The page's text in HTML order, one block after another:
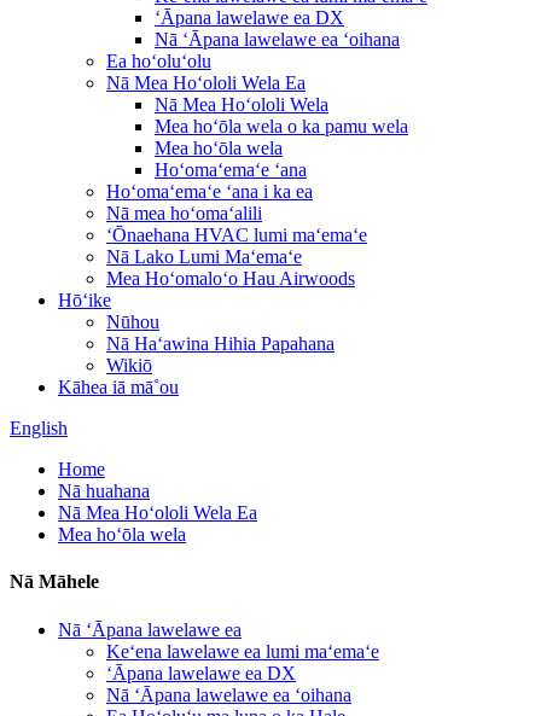
ʻĀpana lawelawe ea DX
Nā ʻĀpana lawelawe ea ʻoihana
Ea hoʻoluʻolu
Nā Mea Hoʻololi Wela Ea
Nā Mea Hoʻololi Wela
Mea hoʻōla wela o ka pamu wela
Mea hoʻōla wela
Hoʻomaʻemaʻe ʻana
Hoʻomaʻemaʻe ʻana i ka ea
Nā mea hoʻomaʻalili
ʻŌnaehana HVAC lumi maʻemaʻe
Nā Lako Lumi Maʻemaʻe
Mea Hoʻomaloʻo Hau Airwoods
Hōʻike
Nūhou
Nā Haʻawina Hihia Papahana
Wikiō
Kāhea iā mā˚ou
English
Home
Nā huahana
Nā Mea Hoʻololi Wela Ea
Mea hoʻōla wela
Nā Māhele
Nā ʻĀpana lawelawe ea
Keʻena lawelawe ea lumi maʻemaʻe
ʻĀpana lawelawe ea DX
Nā ʻĀpana lawelawe ea ʻoihana